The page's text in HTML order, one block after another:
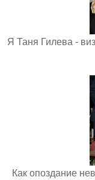
Я Таня Гилева -
Как опоздание